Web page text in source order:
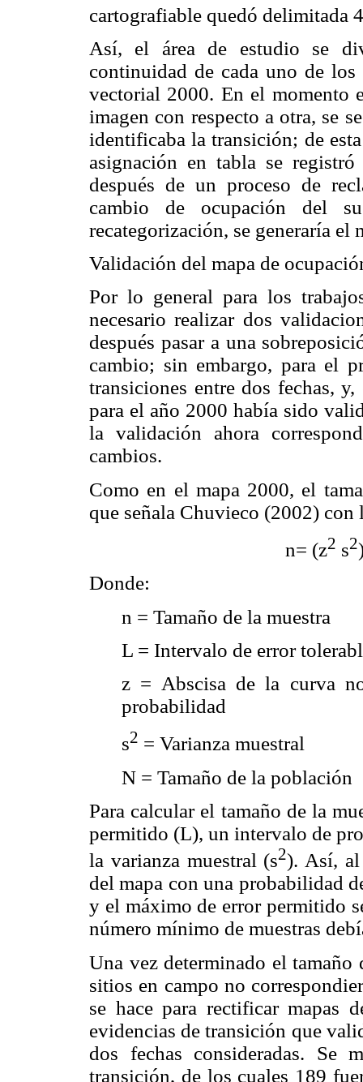
cartografiable quedó delimitada
Así, el área de estudio se
continuidad de cada uno de
vectorial 2000. En el momento
imagen con respecto a otra, se
identificaba la transición; de
asignación en tabla se
después de un proceso de
cambio de ocupación del
recategorización, se generaría el
Validación del mapa de
Por lo general para los
necesario realizar dos
después pasar a una
cambio; sin embargo, para el
transiciones entre dos fechas,
para el año 2000 había sido
la validación ahora
cambios.
Como en el mapa 2000, el
que señala Chuvieco (2002) con
n= (z2 s2
Donde:
n = Tamaño de la muestra
L = Intervalo de error
z = Abscisa de la curva
probabilidad
s2 = Varianza muestral
N = Tamaño de la población
Para calcular el tamaño de la
permitido (L), un intervalo de
la varianza muestral (s2). Así, al
del mapa con una probabilidad
y el máximo de error permitido
número mínimo de muestras
Una vez determinado el tamaño
sitios en campo no
se hace para rectificar mapas
evidencias de transición que
dos fechas consideradas. Se
transición, de los cuales 189